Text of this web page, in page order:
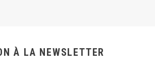
À LA NEWSLETTER